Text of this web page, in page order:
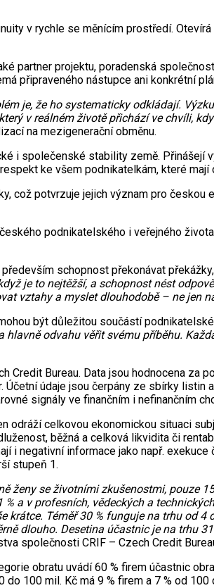
v rychle se měnícím prostředí.
partner projektu, poradenská
připraveného nástupce ani konkrétní
je, že ho systematicky odkládají.
v reálném životě přichází ve chvíli,
na mezigenerační obměnu.
i společenské stability země.
ke všem podnikatelkám, které mají
což potvrzuje jejich význam pro
podnikatelského i veřejného
schopnost překonávat
je to nejtěžší, a schopnost nést
vztahy a myslet dlouhodobě – ne jen
být důležitou součástí podnikatelské
odvahu věřit svému příběhu.
Credit Bureau. Data jsou hodnocena
údaje jsou čerpány ze sbírky
signály ve finančním i nefinančním
odráží celkovou ekonomickou situaci
běžná a celková likvidita či
i negativní informace jako např.
stupeň 1.
ženy se životními zkušenostmi, pouze
a v profesních, vědeckých a
Téměř 30 % funguje na trhu od
dlouho. Desetina účastnic je na trhu
společnosti CRIF – Czech Credit
obratu uvádí 60 % firem účastnic
100 mil. Kč má 9 % firem a 7 % od 100